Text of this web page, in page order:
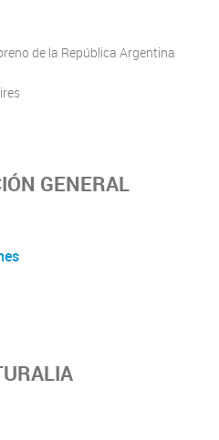
de la República Argentina
GENERAL